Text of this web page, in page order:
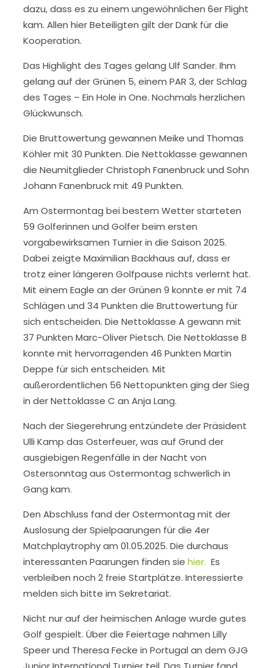
dazu, dass es zu einem ungewöhnlichen 6er Flight
kam. Allen hier Beteiligten gilt der Dank für die
Kooperation.
Das Highlight des Tages gelang Ulf Sander. Ihm
gelang auf der Grünen 5, einem PAR 3, der Schlag
des Tages – Ein Hole in One. Nochmals herzlichen
Glückwunsch.
Die Bruttowertung gewannen Meike und Thomas
Köhler mit 30 Punkten. Die Nettoklasse gewannen
die Neumitglieder Christoph Fanenbruck und Sohn
Johann Fanenbruck mit 49 Punkten.
Am Ostermontag bei bestem Wetter starteten
59 Golferinnen und Golfer beim ersten
vorgabewirksamen Turnier in die Saison 2025.
Dabei zeigte Maximilian Backhaus auf, dass er
trotz einer längeren Golfpause nichts verlernt hat.
Mit einem Eagle an der Grünen 9 konnte er mit 74
Schlägen und 34 Punkten die Bruttowertung für
sich entscheiden. Die Nettoklasse A gewann mit
37 Punkten Marc-Oliver Pietsch. Die Nettoklasse B
konnte mit hervorragenden 46 Punkten Martin
Deppe für sich entscheiden. Mit
außerordentlichen 56 Nettopunkten ging der Sieg
in der Nettoklasse C an Anja Lang.
Nach der Siegerehrung entzündete der Präsident
Ulli Kamp das Osterfeuer, was auf Grund der
ausgiebigen Regenfälle in der Nacht von
Ostersonntag aus Ostermontag schwerlich in
Gang kam.
Den Abschluss fand der Ostermontag mit der
Auslosung der Spielpaarungen für die 4er
Matchplaytrophy am 01.05.2025. Die durchaus
interessanten Paarungen finden sie hier. Es
verbleiben noch 2 freie Startplätze. Interessierte
melden sich bitte im Sekretariat.
Nicht nur auf der heimischen Anlage wurde gutes
Golf gespielt. Über die Feiertage nahmen Lilly
Speer und Theresa Fecke in Portugal an dem GJG